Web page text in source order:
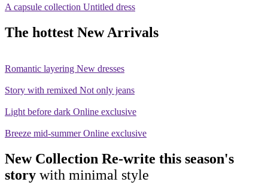
A capsule collection Untitled dress
The hottest New Arrivals
Romantic layering New dresses
Story with remixed Not only jeans
Light before dark Online exclusive
Breeze mid-summerOnline exclusive
New Collection Re-write this season's
story with minimal style